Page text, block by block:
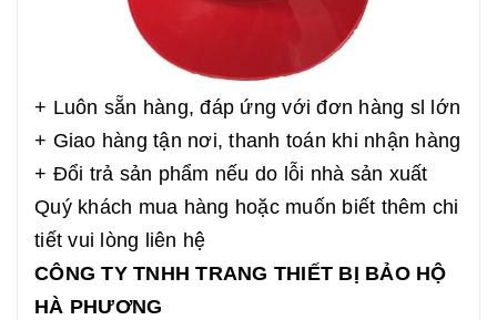
+ Luôn sẵn hàng, đáp ứng với đơn hàng sl lớn
+ Giao hàng tận nơi, thanh toán khi nhận hàng
+ Đổi trả sản phẩm nếu do lỗi nhà sản xuất
Quý khách mua hàng hoặc muốn biết thêm chi
tiết vui lòng liên hệ
CÔNG TY TNHH TRANG THIẾT BỊ BẢO HỘ
HÀ PHƯƠNG